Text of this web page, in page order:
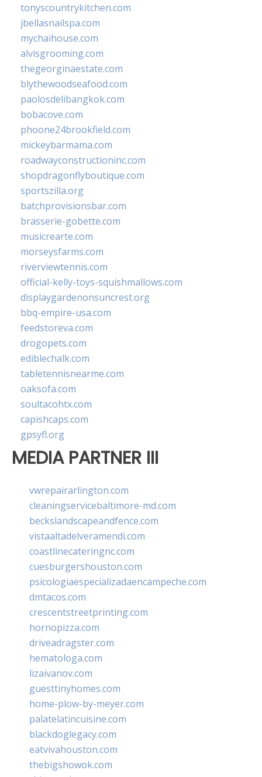
tonyscountrykitchen.com
jbellasnailspa.com
mychaihouse.com
alvisgrooming.com
thegeorginaestate.com
blythewoodseafood.com
paolosdelibangkok.com
bobacove.com
phoone24brookfield.com
mickeybarmama.com
roadwayconstructioninc.com
shopdragonflyboutique.com
sportszilla.org
batchprovisionsbar.com
brasserie-gobette.com
musicrearte.com
morseysfarms.com
riverviewtennis.com
official-kelly-toys-squishmallows.com
displaygardenonsuncrest.org
bbq-empire-usa.com
feedstoreva.com
drogopets.com
ediblechalk.com
tabletennisnearme.com
oaksofa.com
soultacohtx.com
capishcaps.com
gpsyfl.org
MEDIA PARTNER III
vwrepairarlington.com
cleaningservicebaltimore-md.com
beckslandscapeandfence.com
vistaaltadelveramendi.com
coastlinecateringnc.com
cuesburgershouston.com
psicologiaespecializadaencampeche.com
dmtacos.com
crescentstreetprinting.com
hornopizza.com
driveadragster.com
hematologa.com
lizaivanov.com
guesttinyhomes.com
home-plow-by-meyer.com
palatelatincuisine.com
blackdoglegacy.com
eatvivahouston.com
thebigshowok.com